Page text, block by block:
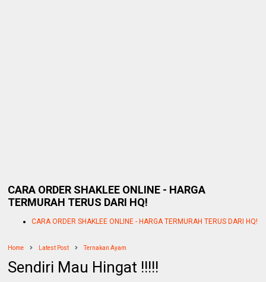
CARA ORDER SHAKLEE ONLINE - HARGA
TERMURAH TERUS DARI HQ!
CARA ORDER SHAKLEE ONLINE - HARGA TERMURAH TERUS DARI HQ!
Home Latest Post Ternakan Ayam
Sendiri Mau Hingat !!!!!